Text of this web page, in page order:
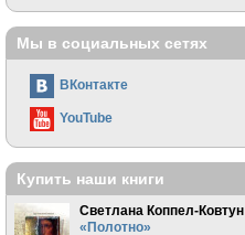
Мы в социальных сетях
ВКонтакте
YouTube
Купить наши книги
Светлана Коппел-Ковтун
«Полотно»